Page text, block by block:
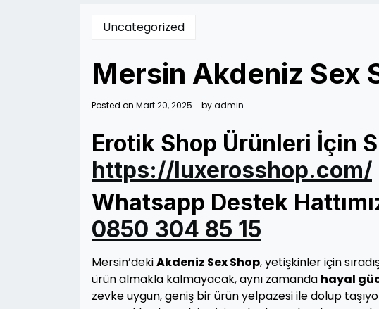
Uncategorized
Mersin Akdeniz Sex
Posted on Mart 20, 2025 byadmin
Erotik Shop Ürünleri İçin
https://luxerosshop.com/
Whatsapp Destek
0850 304 85 15
Mersin’dekiAkdeniz Sex Shop, yetişkinler için
ürün almakla kalmayacak, aynı zamanda hayal
zevke uygun, geniş bir ürün yelpazesi ile dolup